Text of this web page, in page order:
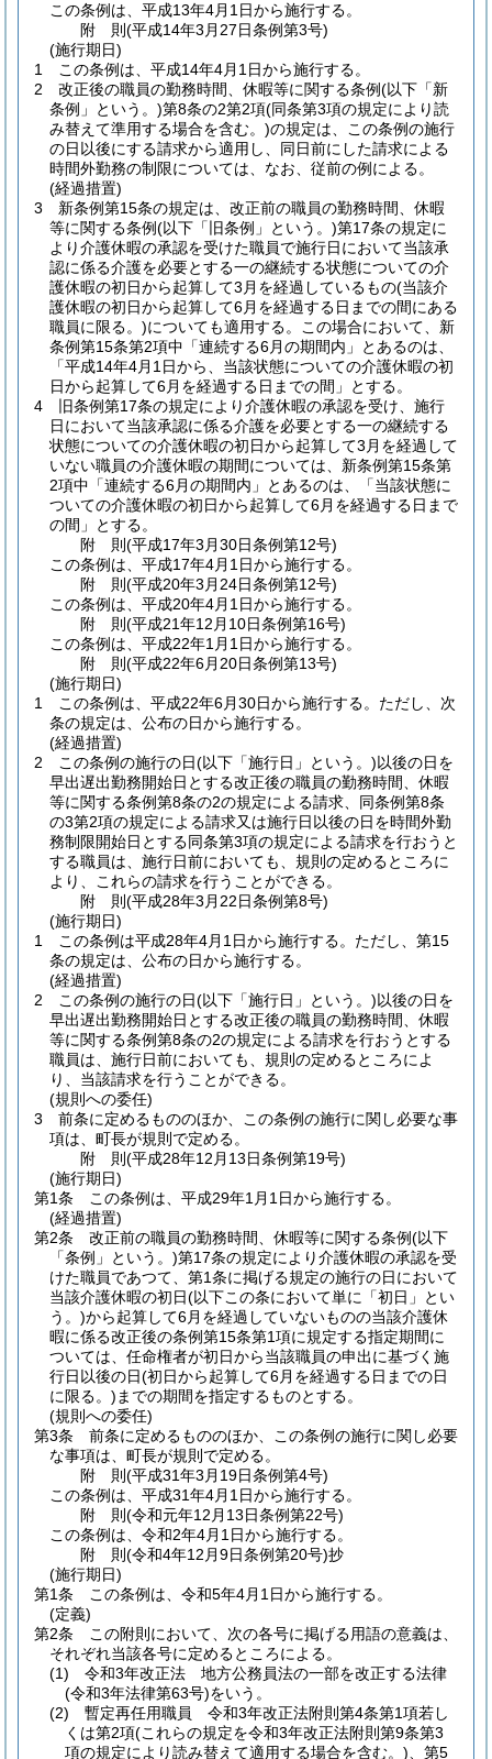
この条例は、平成13年4月1日から施行する。
附 則(平成14年3月27日条例第3号)
(施行期日)
1
この条例は、平成14年4月1日から施行する。
2
改正後の職員の勤務時間、休暇等に関する条例(以下「新
条例」という。)第8条の2第2項(同条第3項の規定により読
み替えて準用する場合を含む。)の規定は、この条例の施行
の日以後にする請求から適用し、同日前にした請求による
時間外勤務の制限については、なお、従前の例による。
(経過措置)
3
新条例第15条の規定は、改正前の職員の勤務時間、休暇
等に関する条例(以下「旧条例」という。)第17条の規定に
より介護休暇の承認を受けた職員で施行日において当該承
認に係る介護を必要とする一の継続する状態についての介
護休暇の初日から起算して3月を経過しているもの(当該介
護休暇の初日から起算して6月を経過する日までの間にある
職員に限る。)についても適用する。
この場合において、新
条例第15条第2項中「連続する6月の期間内」とあるのは、
「平成14年4月1日から、当該状態についての介護休暇の初
日から起算して6月を経過する日までの間」とする。
4
旧条例第17条の規定により介護休暇の承認を受け、施行
日において当該承認に係る介護を必要とする一の継続する
状態についての介護休暇の初日から起算して3月を経過して
いない職員の介護休暇の期間については、新条例第15条第
2項中「連続する6月の期間内」とあるのは、「当該状態に
ついての介護休暇の初日から起算して6月を経過する日まで
の間」とする。
附 則(平成17年3月30日条例第12号)
この条例は、平成17年4月1日から施行する。
附 則(平成20年3月24日条例第12号)
この条例は、平成20年4月1日から施行する。
附 則(平成21年12月10日条例第16号)
この条例は、平成22年1月1日から施行する。
附 則(平成22年6月20日条例第13号)
(施行期日)
1
この条例は、平成22年6月30日から施行する。 ただし、次
条の規定は、公布の日から施行する。
(経過措置)
2
この条例の施行の日(以下「施行日」という。)以後の日を
早出遅出勤務開始日とする改正後の職員の勤務時間、休暇
等に関する条例第8条の2の規定による請求、同条例第8条
の3第2項の規定による請求又は施行日以後の日を時間外勤
務制限開始日とする同条第3項の規定による請求を行おうと
する職員は、施行日前においても、規則の定めるところに
より、これらの請求を行うことができる。
附 則(平成28年3月22日条例第8号)
(施行期日)
1
この条例は平成28年4月1日から施行する。 ただし、第15
条の規定は、公布の日から施行する。
(経過措置)
2
この条例の施行の日(以下「施行日」という。)以後の日を
早出遅出勤務開始日とする改正後の職員の勤務時間、休暇
等に関する条例第8条の2の規定による請求を行おうとする
職員は、施行日前においても、規則の定めるところによ
り、当該請求を行うことができる。
(規則への委任)
3
前条に定めるもののほか、この条例の施行に関し必要な事
項は、町長が規則で定める。
附 則(平成28年12月13日条例第19号)
(施行期日)
第1条
この条例は、平成29年1月1日から施行する。
(経過措置)
第2条
改正前の職員の勤務時間、休暇等に関する条例(以下
「条例」という。)第17条の規定により介護休暇の承認を受
けた職員であつて、第1条に掲げる規定の施行の日において
当該介護休暇の初日(以下この条において単に「初日」とい
う。)から起算して6月を経過していないものの当該介護休
暇に係る改正後の条例第15条第1項に規定する指定期間に
ついては、任命権者が初日から当該職員の申出に基づく施
行日以後の日(初日から起算して6月を経過する日までの日
に限る。) までの期間を指定するものとする。
(規則への委任)
第3条
前条に定めるもののほか、この条例の施行に関し必要
な事項は、町長が規則で定める。
附 則(平成31年3月19日条例第4号)
この条例は、平成31年4月1日から施行する。
附 則(令和元年12月13日条例第22号)
この条例は、令和2年4月1日から施行する。
附 則(令和4年12月9日条例第20号)抄
(施行期日)
第1条
この条例は、令和5年4月1日から施行する。
(定義)
第2条
この附則において、次の各号に掲げる用語の意義は、
それぞれ当該各号に定めるところによる。
(1)
令和3年改正法 地方公務員法の一部を改正する法律
(令和3年法律第63号)をいう。
(2)
暫定再任用職員 令和3年改正法附則第4条第1項若し
くは第2項(これらの規定を令和3年改正法附則第9条第3
項の規定により読み替えて適用する場合を含む。) 、第5